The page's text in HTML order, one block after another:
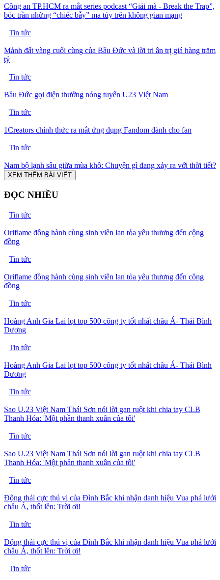
Công an TP.HCM ra mắt series podcast “Giải mã - Break the Trap”,
bóc trần những “chiếc bẫy” ma túy trên không gian mạng
Tin tức
Mảnh đất vàng cuối cùng của Bầu Đức và lời tri ân trị giá hàng trăm
tỷ
Tin tức
Bầu Đức gọi điện thưởng nóng tuyển U23 Việt Nam
Tin tức
1Creators chính thức ra mắt ứng dụng Fandom dành cho fan
Tin tức
Nam bộ lạnh sâu giữa mùa khô: Chuyện gì đang xảy ra với thời tiết?
XEM THÊM BÀI VIẾT
ĐỌC NHIỀU
Tin tức
Oriflame đồng hành cùng sinh viên lan tỏa yêu thương đến cộng
đồng
Tin tức
Oriflame đồng hành cùng sinh viên lan tỏa yêu thương đến cộng
đồng
Tin tức
Hoàng Anh Gia Lai lọt top 500 công ty tốt nhất châu Á- Thái Bình
Dương
Tin tức
Hoàng Anh Gia Lai lọt top 500 công ty tốt nhất châu Á- Thái Bình
Dương
Tin tức
Sao U.23 Việt Nam Thái Sơn nói lời gan ruột khi chia tay CLB
Thanh Hóa: 'Một phần thanh xuân của tôi'
Tin tức
Sao U.23 Việt Nam Thái Sơn nói lời gan ruột khi chia tay CLB
Thanh Hóa: 'Một phần thanh xuân của tôi'
Tin tức
Động thái cực thú vị của Đình Bắc khi nhận danh hiệu Vua phá lưới
châu Á, thốt lên: Trời ơi!
Tin tức
Động thái cực thú vị của Đình Bắc khi nhận danh hiệu Vua phá lưới
châu Á, thốt lên: Trời ơi!
Tin tức